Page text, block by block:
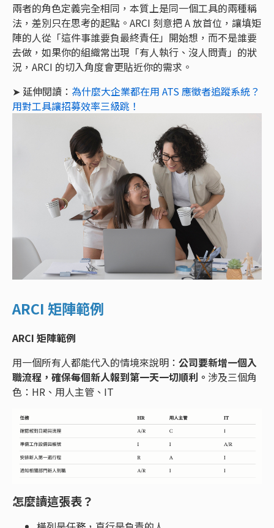
兩者的角色定義完全相同，本質上是同一個工具的兩種稱
法，差別只在思考的起點。ARCI 刻意把 A 放首位，讓填矩
陣的人從「這件事誰要負最終責任」開始想，而不是誰要
去做，如果你的組織常出現「有人執行、沒人問責」的狀
況，ARCI 的切入角度會更貼近你的需求。
➤ 延伸閱讀： 為什麼大企業都在用 ATS 應徵者追蹤系統？
用對工具讓招募效率三級跳！
ARCI 矩陣範例
ARCI 矩陣範例
用一個所有人都能代入的情境來說明： 公司要新增一個入
職流程，確保每個新人報到第一天一切順利。 涉及三個角
色：HR、用人主管、IT
怎麼讀這張表？